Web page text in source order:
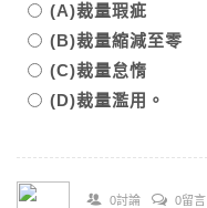
(A)裁量瑕疵
(B)裁量縮減至零
(C)裁量怠惰
(D)裁量濫用。
0討論 0留言